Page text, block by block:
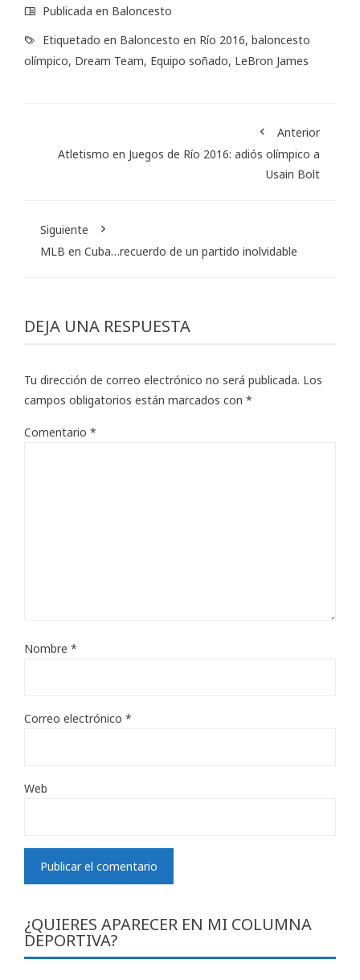
Publicada en Baloncesto
Etiquetado en Baloncesto en Río 2016, baloncesto
olímpico, Dream Team, Equipo soñado, LeBron James
Anterior
Atletismo en Juegos de Río 2016: adiós olímpico a
Usain Bolt
Siguiente
MLB en Cuba…recuerdo de un partido inolvidable
DEJA UNA RESPUESTA
Tu dirección de correo electrónico no será publicada. Los
campos obligatorios están marcados con *
Comentario *
Nombre *
Correo electrónico *
Web
¿QUIERES APARECER EN MI COLUMNA
DEPORTIVA?